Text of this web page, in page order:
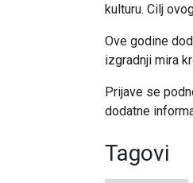
kulturu. Cilj
Ove godine
izgradnji mira
Prijave se
dodatne
Tagovi